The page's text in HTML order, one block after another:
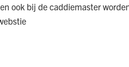
ook bij de caddiemaster